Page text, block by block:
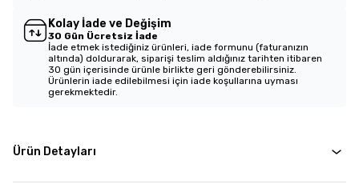
Kolay İade ve Değişim
30 Gün Ücretsiz İade
İade etmek istediğiniz ürünleri, iade formunu (faturanızın
altında) doldurarak, siparişi teslim aldığınız tarihten itibaren
30 gün içerisinde ürünle birlikte geri gönderebilirsiniz.
Ürünlerin iade edilebilmesi için iade koşullarına uyması
gerekmektedir.
Ürün Detayları